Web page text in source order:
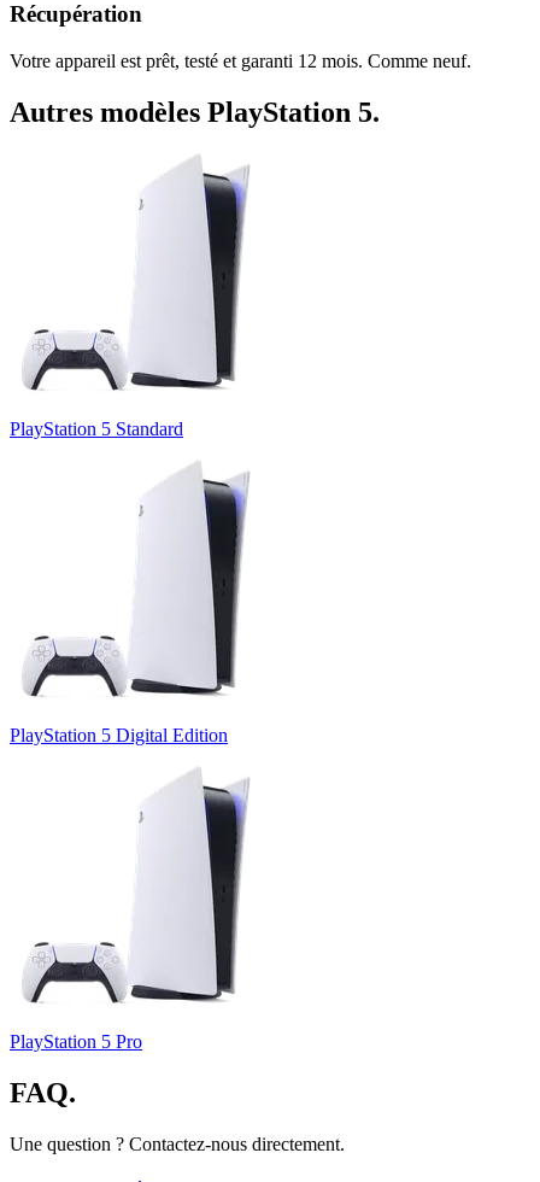
Récupération
Votre appareil est prêt, testé et garanti 12 mois. Comme neuf.
Autres modèles PlayStation 5.
PlayStation 5 Standard
PlayStation 5 Digital Edition
PlayStation 5 Pro
FAQ.
Une question ? Contactez-nous directement.